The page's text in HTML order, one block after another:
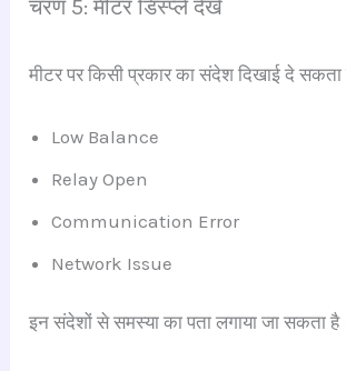
चरण 5: मीटर डिस्प्ले देखें
मीटर पर किसी प्रकार का संदेश दिखाई दे
Low Balance
Relay Open
Communication Error
Network Issue
इन संदेशों से समस्या का पता लगाया जा सकता